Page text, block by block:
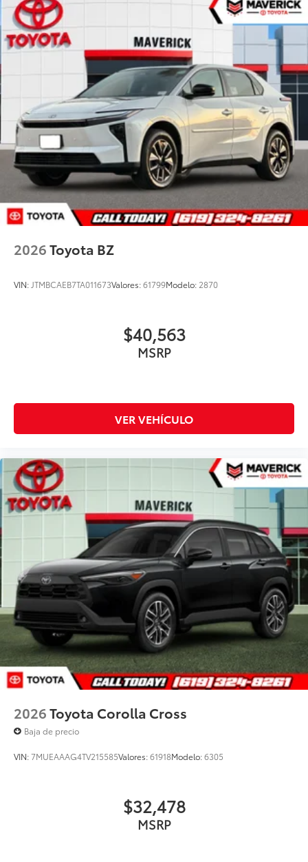
blind spot warning indicators, and power-folding
feature
2026Toyota BZ
VIN: JTMBCAEB7TA011673Valores:61799Modelo: 2870
$40,563
MSRP
VER VEHÍCULO
2026Toyota Corolla Cross
Baja de precio
VIN:7MUEAAAG4TV215585Valores:61918Modelo:6305
$32,478
MSRP